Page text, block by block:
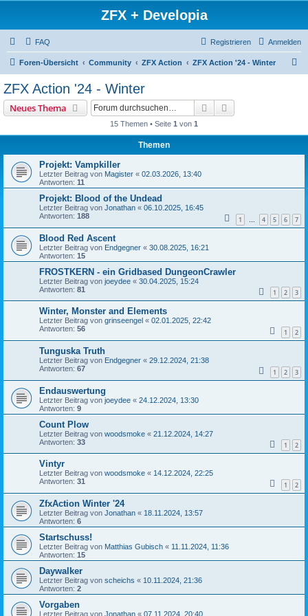
ZFX + Developia
FAQ Anmelden
Registrieren
Foren-Übersicht Community ZFX Action ZFX Action '24 - Winter
ZFX Action '24 - Winter
Neues Thema Suche
15 Themen • Seite 1 von 1
Themen
Projekt: Vampkiller
Letzter Beitrag von Magister « 02.03.2026, 13:40
Antworten: 11
Projekt: Blood of the Undead
Letzter Beitrag von Jonathan « 06.10.2025, 16:45
Antworten: 188 1 … 4 5 6 7
Blood Red Ascent
Letzter Beitrag von Endgegner « 30.08.2025, 16:21
Antworten: 15
FROSTKERN - ein Gridbased DungeonCrawler
Letzter Beitrag von joeydee « 30.04.2025, 15:24
Antworten: 81 1 2 3
Winter, Monster and Elements
Letzter Beitrag von grinseengel « 02.01.2025, 22:42
Antworten: 56 1 2
Tunguska Truth
Letzter Beitrag von Endgegner « 29.12.2024, 21:38
Antworten: 67 1 2 3
Endauswertung
Letzter Beitrag von joeydee « 24.12.2024, 13:30
Antworten: 9
Count Plow
Letzter Beitrag von woodsmoke « 21.12.2024, 14:27
Antworten: 33 1 2
Vintyr
Letzter Beitrag von woodsmoke « 14.12.2024, 22:25
Antworten: 31 1 2
ZfxAction Winter '24
Letzter Beitrag von Jonathan « 18.11.2024, 13:57
Antworten: 6
Startschuss!
Letzter Beitrag von Matthias Gubisch « 11.11.2024, 11:36
Antworten: 15
Daywalker
Letzter Beitrag von scheichs « 10.11.2024, 21:36
Antworten: 2
Vorgaben
Letzter Beitrag von Jonathan « 07.11.2024, 20:40